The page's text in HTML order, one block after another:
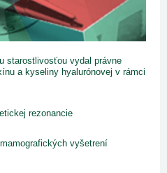
starostlivosťou vydal právne
a kyseliny hyalurónovej v rámci
rezonancie
vyšetrení